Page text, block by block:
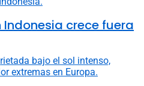
crece fuera